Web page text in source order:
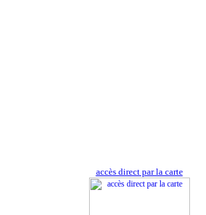
accès direct par la carte